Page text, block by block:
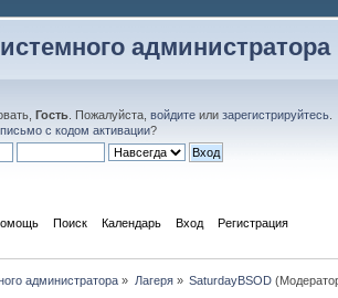
администратора
Гость . Пожалуйста, войдите или зарегистрируйтесь
письмо с кодом активации?
Поиск Календарь Вход Регистрация
администратора » Лагеря» SaturdayBSOD